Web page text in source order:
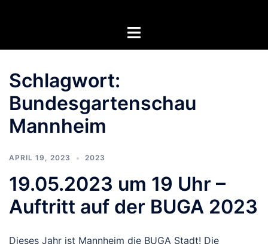
Menü
Schlagwort:
Bundesgartenschau
Mannheim
APRIL 19, 2023 2023
19.05.2023 um 19 Uhr –
Auftritt auf der BUGA 2023
Dieses Jahr ist Mannheim die BUGA Stadt! Die